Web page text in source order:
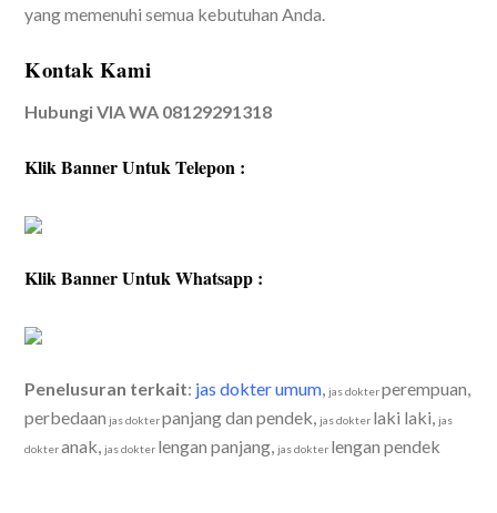
yang memenuhi semua kebutuhan Anda.
Kontak Kami
Hubungi VIA WA 08129291318
Klik Banner Untuk Telepon :
Klik Banner Untuk Whatsapp :
Penelusuran terkait: jas dokter umum, jas dokterperempuan,
perbedaan jas dokterpanjang dan pendek, jas dokter laki laki, jas
dokteranak, jas dokter lengan panjang, jas dokter lengan pendek